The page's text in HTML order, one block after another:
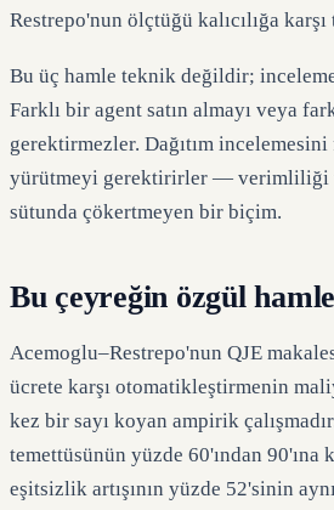
Restrepo'nun ölçtüğü kalıcılığa karşı
Bu üç hamle teknik değildir;
Farklı bir agent satın almayı veya
gerektirmezler. Dağıtım
yürütmeyi gerektirirler — verimliliği
sütunda çökertmeyen bir biçim.
Bu çeyreğin özgül
Acemoglu–Restrepo'nun QJE
ücrete karşı otomatikleştirmenin
kez bir sayı koyan ampirik
temettüsünün yüzde 60'ından 90'ına
eşitsizlik artışının yüzde 52'sinin